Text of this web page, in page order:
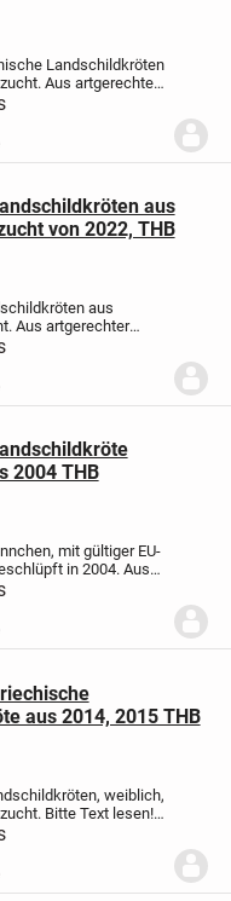
Landschildkröten
Aus artgerechter
gültigen EU-
Die Schildkröteneier
bebrütet, so
aus
von 2022, THB
aus
Aus artgerechter
gültigen EU-
Die Schildkröteneier
bebrütet, so
2004 THB
mit gültiger EU-
in 2004. Aus
Freilandhaltung und
mit Frühbeet
mit entsprechender...
aus 2014, 2015 THB
weiblich,
Bitte Text lesen!
mit
Diese 3
kleinwüchsig,